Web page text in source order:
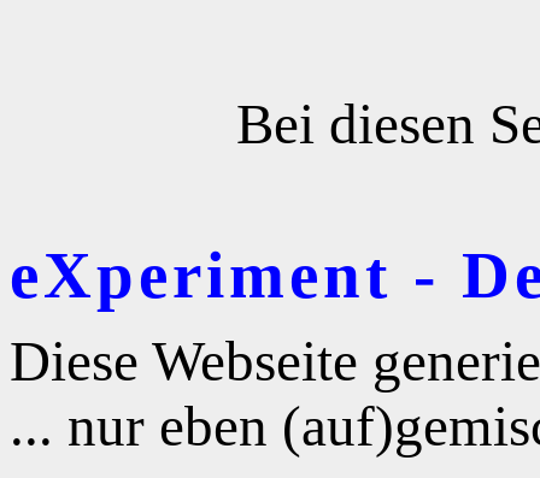
Bei diesen
eXperiment -
Diese Webseite
... nur eben